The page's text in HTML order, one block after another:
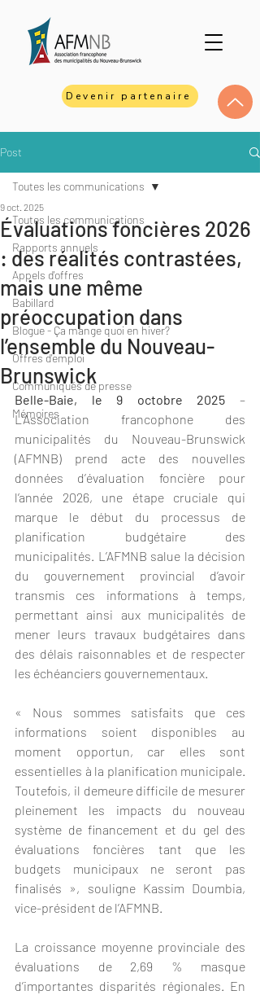
Devenir partenaire
Post
Toutes les communications
Rapports annuels
Appels d'offres
Babillard
Blogue - Ça mange quoi en hiver?
Offres d'emploi
Communiqués de presse
Mémoires
Toutes les communications
Évaluations foncières 2026
: des réalités contrastées,
mais une même
préoccupation dans
l’ensemble du Nouveau-
Brunswick
9 oct. 2025
Belle-Baie, le 9 octobre 2025 –
L’Association francophone des
municipalités du Nouveau-Brunswick
(AFMNB) prend acte des nouvelles
données d’évaluation foncière pour
l’année 2026, une étape cruciale qui
marque le début du processus de
planification budgétaire des
municipalités. L’AFMNB salue la décision
du gouvernement provincial d’avoir
transmis ces informations à temps,
permettant ainsi aux municipalités de
mener leurs travaux budgétaires dans
des délais raisonnables et de respecter
les échéanciers gouvernementaux.
« Nous sommes satisfaits que ces
informations soient disponibles au
moment opportun, car elles sont
essentielles à la planification municipale.
Toutefois, il demeure difficile de mesurer
pleinement les impacts du nouveau
système de financement et du gel des
évaluations foncières tant que les
budgets municipaux ne seront pas
finalisés », souligne Kassim Doumbia,
vice-président de l’AFMNB.
La croissance moyenne provinciale des
évaluations de 2,69 % masque
d’importantes disparités régionales. En